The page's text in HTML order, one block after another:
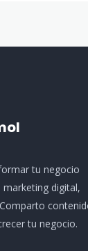
tu negocio
digital,
tu negocio.